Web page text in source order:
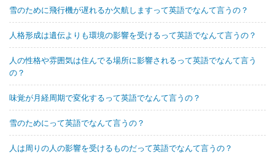
雪のために飛行機が遅れるか欠航しますって英語でなんて言うの？
人格形成は遺伝よりも環境の影響を受けるって英語でなんて言うの？
人の性格や雰囲気は住んでる場所に影響されるって英語でなんて言う
の？
味覚が月経周期で変化するって英語でなんて言うの？
雪のためにって英語でなんて言うの？
人は周りの人の影響を受けるものだって英語でなんて言うの？